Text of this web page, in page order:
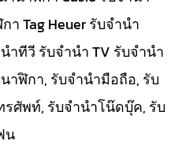
Tag Heuer รับจำนำ
ำทีวี รับจำนำ TV รับจำนำ
าฬิกา, รับจำนำมือถือ, รับ
ศัพท์, รับจำนำโน๊ดบุ๊ค, รับ
น